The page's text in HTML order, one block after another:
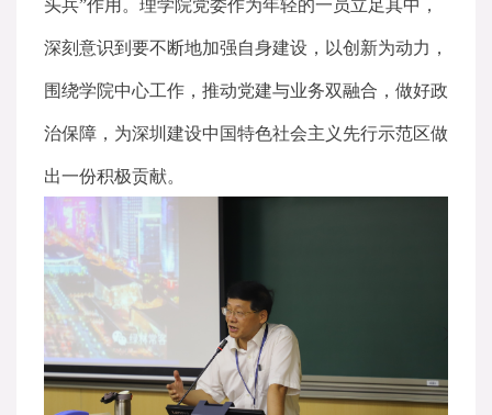
头兵”作用。理学院党委作为年轻的一员立足其中，
深刻意识到要不断地加强自身建设，以创新为动力，
围绕学院中心工作，推动党建与业务双融合，做好政
治保障，为深圳建设中国特色社会主义先行示范区做
出一份积极贡献。